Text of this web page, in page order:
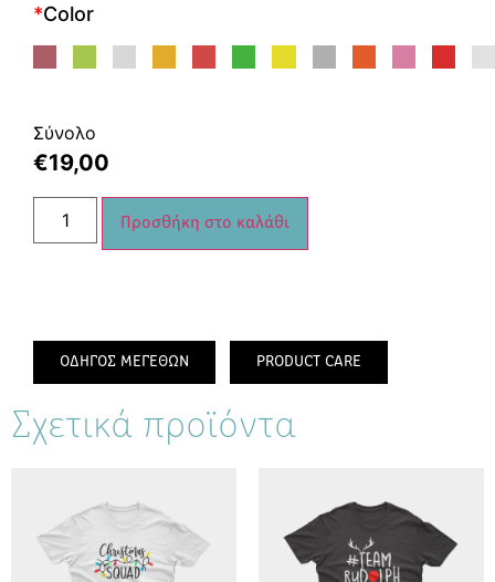
*Color
Σύνολο
€19,00
Προσθήκη στο καλάθι
ΟΔΗΓΟΣ ΜΕΓΕΘΩΝ PRODUCT CARE
Σχετικά προϊόντα